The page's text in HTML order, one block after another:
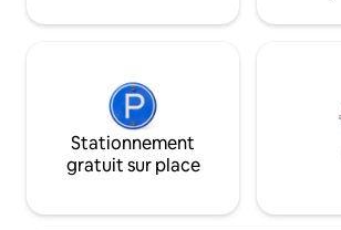
Stationnement
gratuit sur place